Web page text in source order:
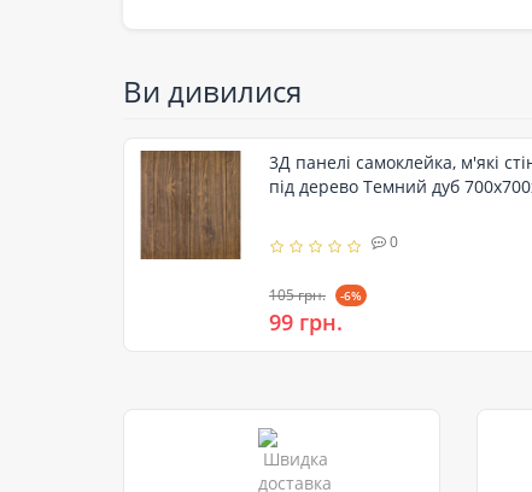
Ви дивилися
3Д панелі самоклейка, м'які
під дерево Темний дуб
0
105 грн. -6%
99 грн.